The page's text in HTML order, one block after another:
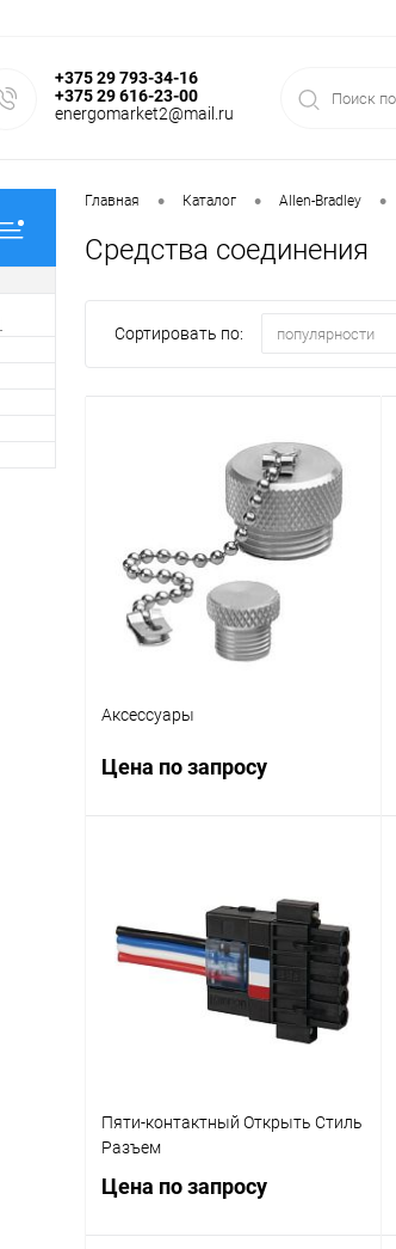
+375 29 793-34-16
+375 29 616-23-00
energomarket2@mail.ru
Главная • Каталог • Allen-Bradley •
Средства соединения
Сортировать по: популярности
Аксессуары
Цена по запросу
Купить в 1 клик Сравнение
В избранное
Наличие
уточняйте
Пяти-контактный Открыть Стиль
Разъем
Цена по запросу